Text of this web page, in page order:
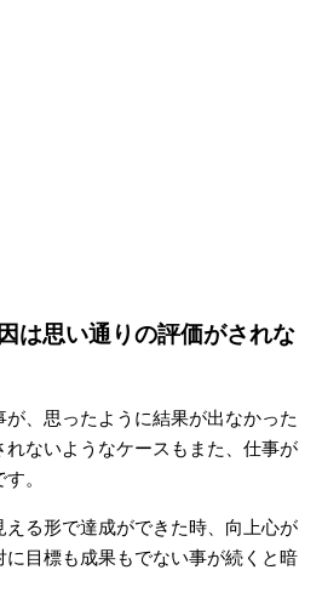
は思い通りの評価がされな
、思ったように結果が出なかった
れないようなケースもまた、仕事が
。
える形で達成ができた時、向上心が
目標も成果もでない事が続くと暗